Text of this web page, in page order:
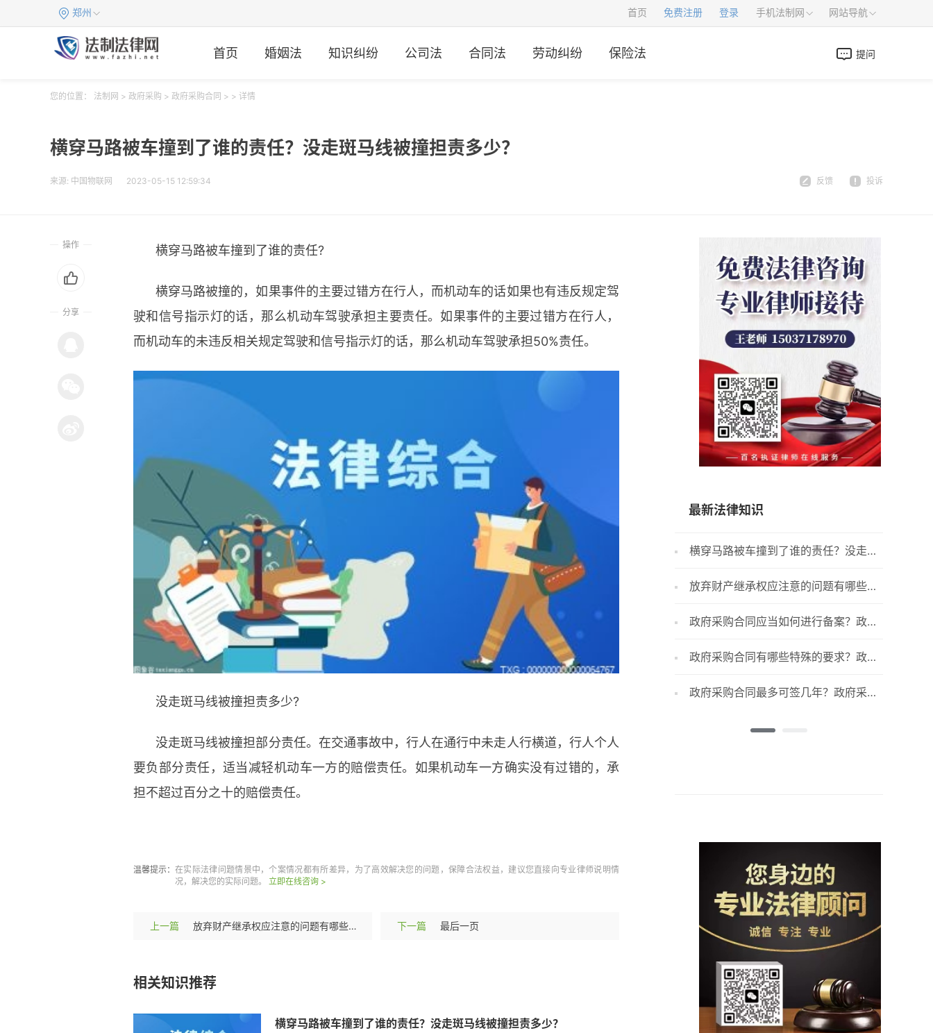
郑州 首页 免费注册 登录 手机法制网 网站导航
首页 婚姻法 知识纠纷 公司法 合同法 劳动纠纷 保险法 提问
您的位置： 法制网 > 政府采购 > 政府采购合同 > > 详情
横穿马路被车撞到了谁的责任？没走斑马线被撞担责多少？
来源: 中国物联网 2023-05-15 12:59:34 反馈 投诉
横穿马路被车撞到了谁的责任?
横穿马路被撞的，如果事件的主要过错方在行人，而机动车的话如果也有违反规定驾
驶和信号指示灯的话，那么机动车驾驶承担主要责任。如果事件的主要过错方在行人，
而机动车的未违反相关规定驾驶和信号指示灯的话，那么机动车驾驶承担50%责任。
没走斑马线被撞担责多少?
没走斑马线被撞担部分责任。在交通事故中，行人在通行中未走人行横道，行人个人
要负部分责任，适当减轻机动车一方的赔偿责任。如果机动车一方确实没有过错的，承
担不超过百分之十的赔偿责任。
温馨提示： 在实际法律问题情景中，个案情况都有所差异，为了高效解决您的问题，保障合法权益，建议您直接向专业律师说明情
况，解决您的实际问题。 立即在线咨询 >
上一篇 放弃财产继承权应注意的问题有哪些？放弃继承权的意思表示没有效力吗？ 下一篇 最后一页
相关知识推荐
横穿马路被车撞到了谁的责任？没走斑马线被撞担责多少？
操作
分享
最新法律知识
横穿马路被车撞到了谁的责任？没走斑
马线被撞担责多少？
放弃财产继承权应注意的问题有哪些？
放弃继承权的意思表示没有效力吗？
政府采购合同应当如何进行备案？政府
采购合同备案的目的是什么？
政府采购合同有哪些特殊的要求？政府
采购合同的必备条款有哪些？
政府采购合同最多可签几年？政府采购
的概念原则有哪些？